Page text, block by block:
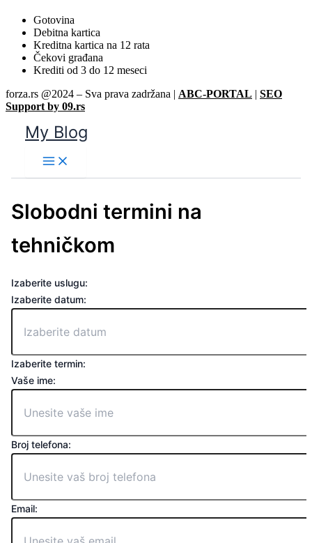
Gotovina
Debitna kartica
Kreditna kartica na 12 rata
Čekovi građana
Krediti od 3 do 12 meseci
forza.rs @2024 – Sva prava zadržana | ABC-PORTAL | SEO
Support by 09.rs